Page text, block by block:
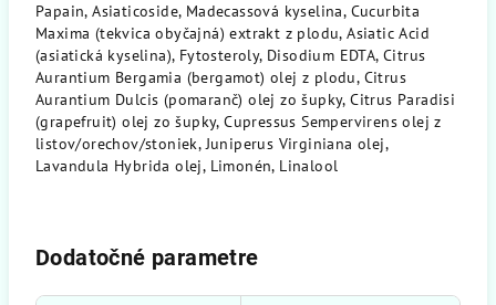
Papain, Asiaticoside, Madecassová kyselina, Cucurbita
Maxima (tekvica obyčajná) extrakt z plodu, Asiatic Acid
(asiatická kyselina), Fytosteroly, Disodium EDTA, Citrus
Aurantium Bergamia (bergamot) olej z plodu, Citrus
Aurantium Dulcis (pomaranč) olej zo šupky, Citrus Paradisi
(grapefruit) olej zo šupky, Cupressus Sempervirens olej z
listov/orechov/stoniek, Juniperus Virginiana olej,
Lavandula Hybrida olej, Limonén, Linalool
Dodatočné parametre